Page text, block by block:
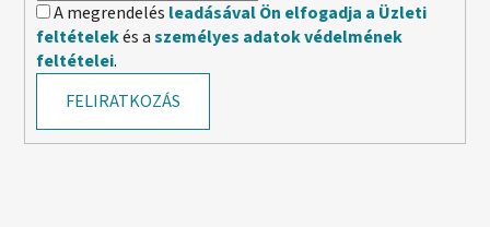
A megrendelés leadásával Ön elfogadja a Üzleti
feltételekés aszemélyes adatok védelmének
feltételei.
FELIRATKOZÁS